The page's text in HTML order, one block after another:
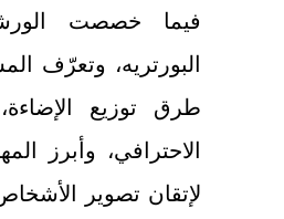
فيما خصصت
البورتريه، وتعرّف
طرق توزيع
الاحترافي، وأبرز
لإتقان تصوير